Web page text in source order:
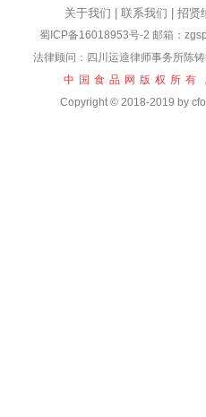
关于我们 联系我们 招贤
蜀ICP备16018953号-2 邮箱：
法律顾问：四川运逵律师事务所陈
中国食品网版权所有
Copyright © 2018-2019 by